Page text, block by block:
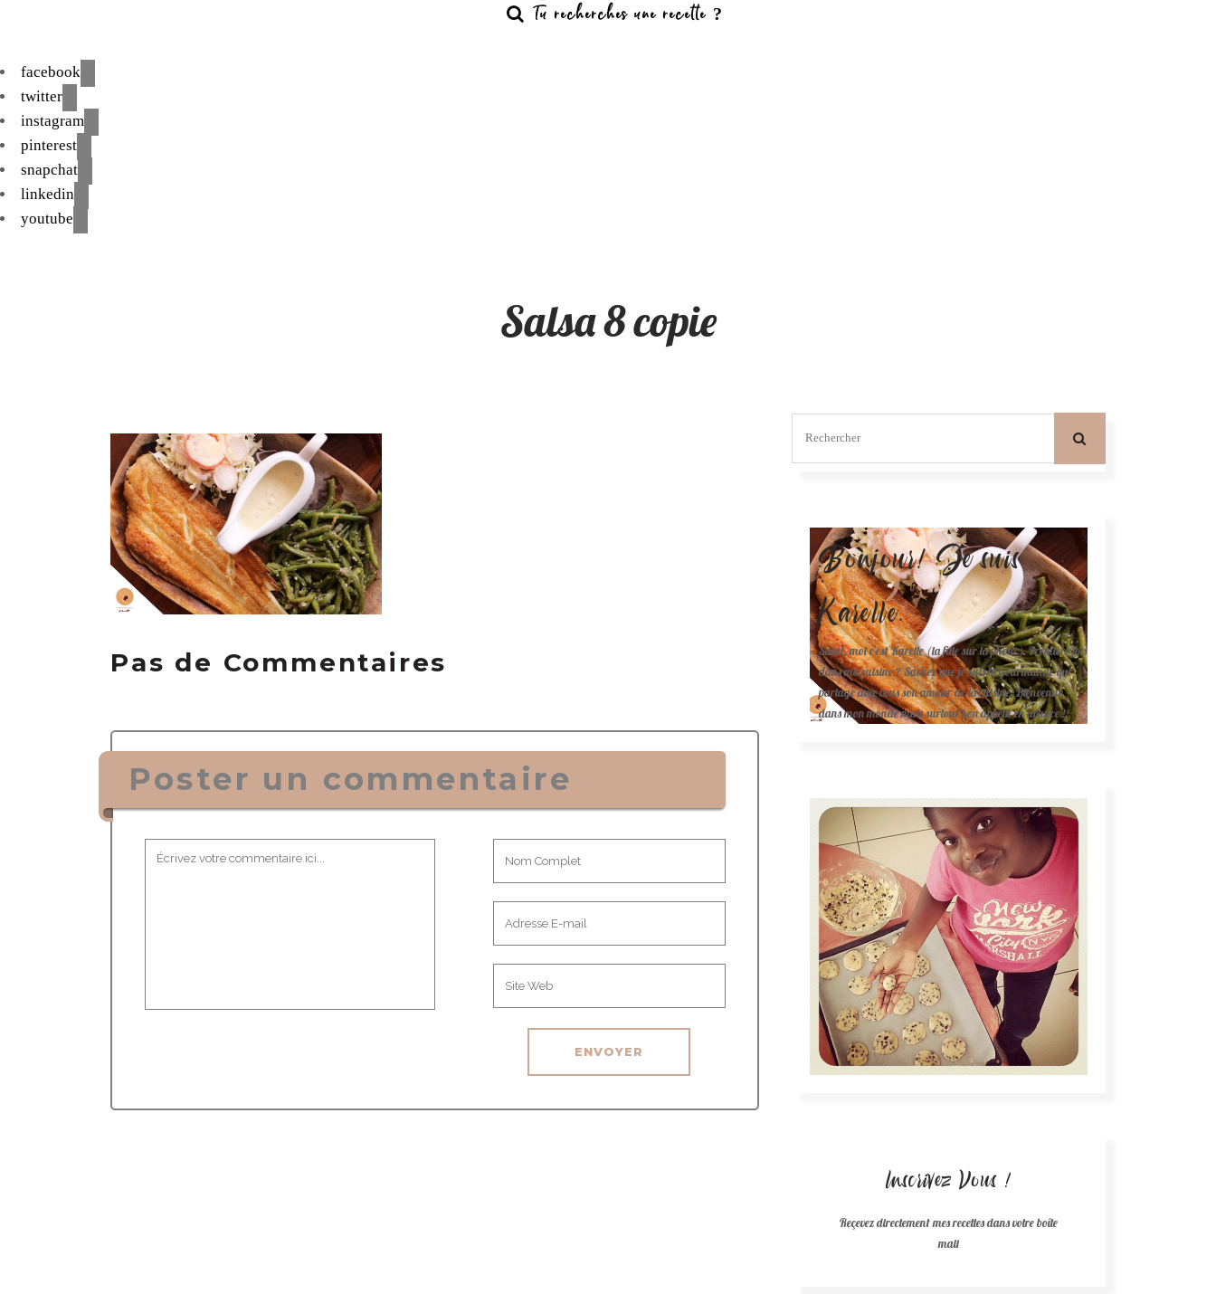
facebook
twitter
instagram
pinterest
snapchat
linkedin
youtube
Salsa 8 copie
Pas de Commentaires
Poster un commentaire
Bonjour! Je suis
Karelle.
Salut, moi c'est Karelle (la fille sur la photo ). Première fois
dans ma cuisine ? Sachez que je suis la gourmande qui
partage avec vous son amour de la cuisine. Bienvenue
dans mon monde mais surtout bon appétit en avance !
Inscrivez Vous !
Reçevez directement mes recettes dans votre boîte
mail